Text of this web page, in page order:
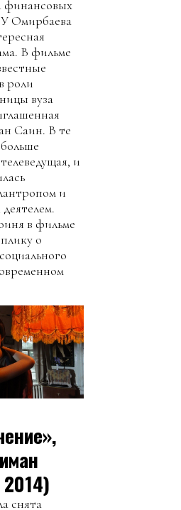
финансовых
У Омирбаева
В фильме
роли
вуза
Саин. В те
и
и
в фильме
о
снята